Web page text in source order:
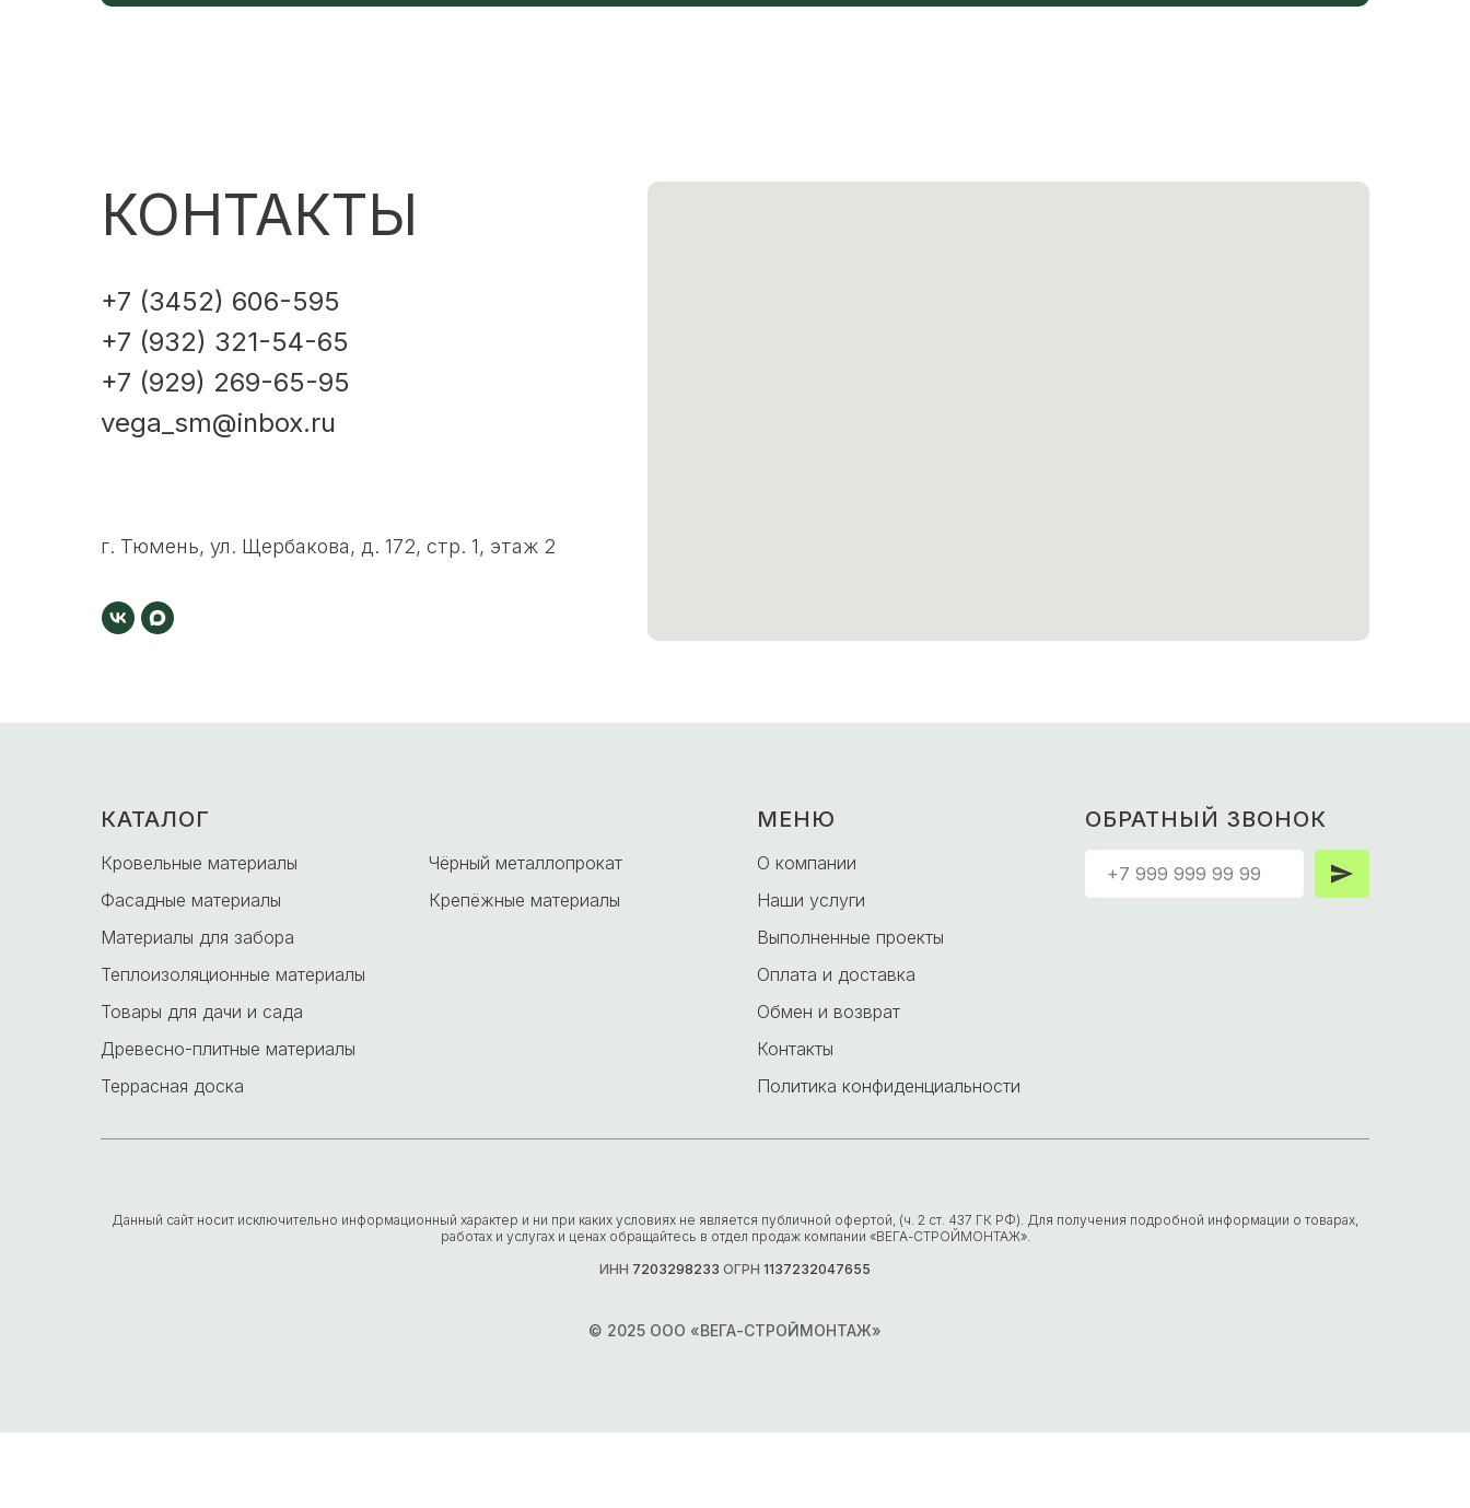
КОНТАКТЫ
+7 (3452) 606-595
+7 (932) 321-54-65
+7 (929) 269-65-95
vega_sm@inbox.ru
г. Тюмень, ул. Щербакова, д. 172, стр. 1, этаж 2
КАТАЛОГ
Кровельные материалы
Фасадные материалы
Материалы для забора
Теплоизоляционные материалы
Товары для дачи и сада
Древесно-плитные материалы
Террасная доска
Чёрный металлопрокат
Крепёжные материалы
МЕНЮ
О компании
Наши услуги
Выполненные проекты
Оплата и доставка
Обмен и возврат
Контакты
Политика конфиденциальности
ОБРАТНЫЙ ЗВОНОК
Данный сайт носит исключительно информационный характер и ни при каких условиях не является публичной офертой, (ч. 2 ст. 437 ГК РФ). Для получения подробной информации о товарах,
работах и услугах и ценах обращайтесь в отдел продаж компании «ВЕГА-СТРОЙМОНТАЖ».
ИНН 7203298233 ОГРН 1137232047655
© 2025 ООО «ВЕГА-СТРОЙМОНТАЖ»